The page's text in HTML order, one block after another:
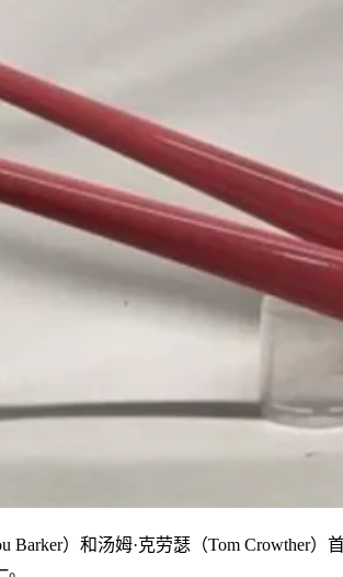
Barker）和汤姆·克劳瑟（Tom